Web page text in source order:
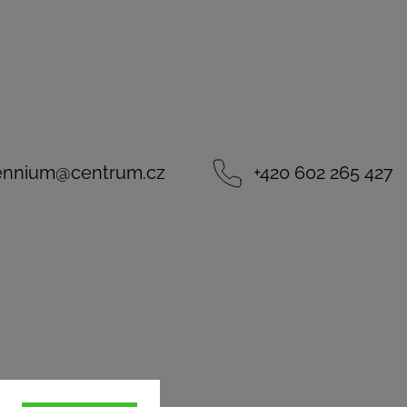
@centrum.cz +420 602 265 427